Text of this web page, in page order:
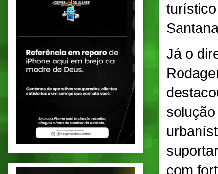
Já o
com